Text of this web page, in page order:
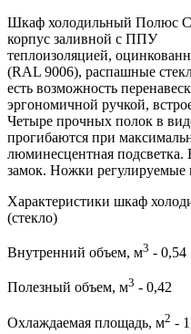
Шкаф холодильный Полюс
корпус заливной с ППУ
теплоизоляцией,
(RAL 9006), распашные
есть возможность
эргономичной ручкой,
Четыре прочных полок в
прогибаются при
люминесцентная
замок. Ножки регулируемые
Характеристики шкаф
(стекло)
Внутренний объем, м3 - 0,54
Полезный объем, м3 - 0,42
Охлаждаемая площадь, м2 -